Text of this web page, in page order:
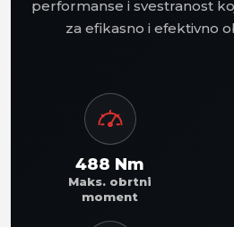
performanse i svestranost
za efikasno i efektivno
488 Nm
Maks. obrtni
moment